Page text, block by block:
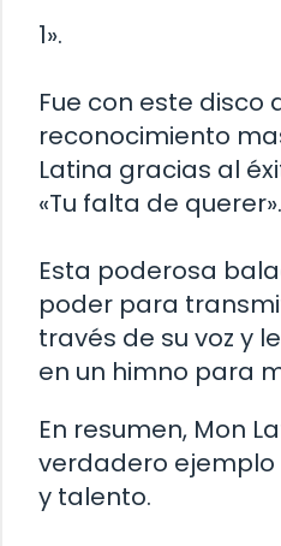
1».
Fue con este disco
reconocimiento
Latina gracias al
«Tu falta de querer».
Esta poderosa
poder para
través de su voz y
en un himno para
En resumen, Mon
verdadero
y talento.